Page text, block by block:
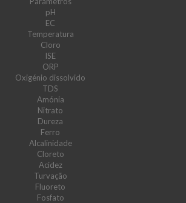
pH
EC
Temperatura
Cloro
ISE
ORP
Oxigénio dissolvido
TDS
Amónia
Nitrato
Dureza
Ferro
Alcalinidade
Cloreto
Acidez
Turvação
Fluoreto
Fosfato